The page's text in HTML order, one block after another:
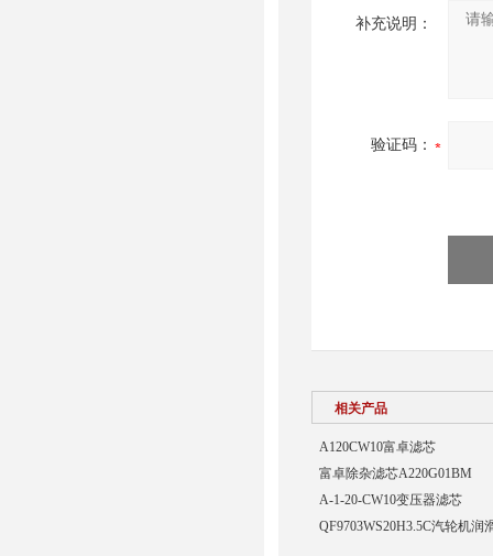
补充说明：
验证码：
相关产品
A120CW10富卓滤芯
富卓除杂滤芯A220G01BM
A-1-20-CW10变压器滤芯
QF9703WS20H3.5C汽轮机润